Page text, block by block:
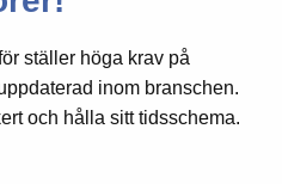
ställer höga krav på
inom branschen.
och hålla sitt tidsschema.